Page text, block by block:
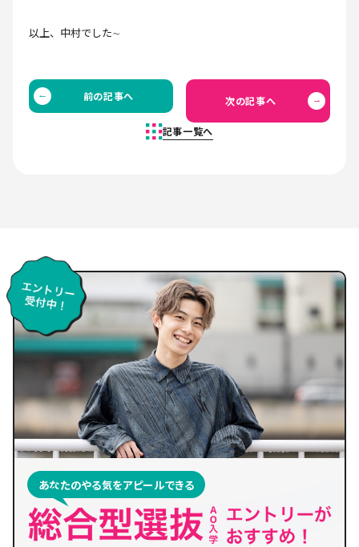
以上、中村でした∼
前の記事へ
記事一覧へ
次の記事へ
あなたのやる気をアピールできる